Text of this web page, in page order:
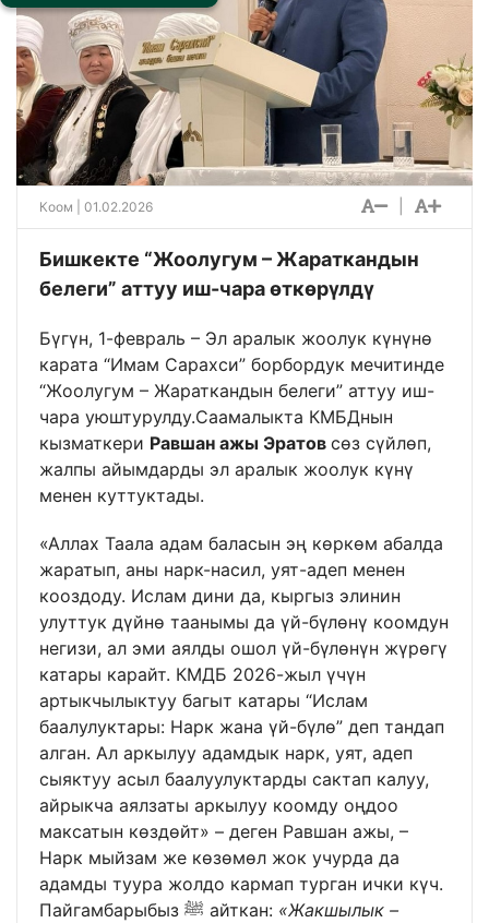
Коом | 01.02.2026
Бишкекте “Жоолугум – Жараткандын
белеги” аттуу иш-чара өткөрүлдү
Бүгүн, 1-февраль – Эл аралык жоолук күнүнө
карата “Имам Сарахси” борбордук мечитинде
“Жоолугум – Жараткандын белеги” аттуу иш-
чара уюштурулду.Саамалыкта КМБДнын
кызматкери Равшан ажы Эратов сөз сүйлөп,
жалпы айымдарды эл аралык жоолук күнү
менен куттуктады.
«Аллах Таала адам баласын эң көркөм абалда
жаратып, аны нарк-насил, уят-адеп менен
кооздоду. Ислам дини да, кыргыз элинин
улуттук дүйнө таанымы да үй-бүлөнү коомдун
негизи, ал эми аялды ошол үй-бүлөнүн жүрөгү
катары карайт. КМДБ 2026-жыл үчүн
артыкчылыктуу багыт катары “Ислам
баалулуктары: Нарк жана үй-бүлө” деп тандап
алган. Ал аркылуу адамдык нарк, уят, адеп
сыяктуу асыл баалуулуктарды сактап калуу,
айрыкча аялзаты аркылуу коомду оңдоо
максатын көздөйт» – деген Равшан ажы, –
Нарк мыйзам же көзөмөл жок учурда да
адамды туура жолдо кармап турган ички күч.
Пайгамбарыбыз ﷺ айткан: «Жакшылык –